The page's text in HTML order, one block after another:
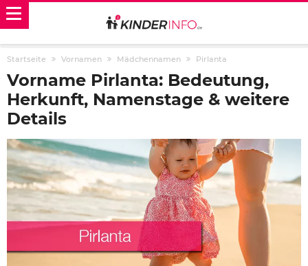
Startseite Vornamen Mädchennamen Pirlanta
Vorname Pirlanta: Bedeutung,
Herkunft, Namenstage & weitere
Details